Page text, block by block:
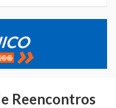
Reencontros